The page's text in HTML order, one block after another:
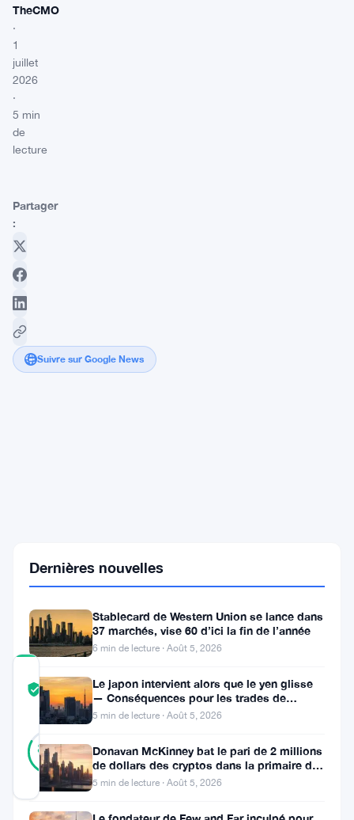
TheCMO
·
1
juillet
2026
·
5 min
de
lecture
Partager
:
Suivre sur Google News
sortent
TRUST
SCORE
Vérifié
83%
RÉEL
votes
Mis à jour 1 mois il y a
Dernières nouvelles
Stablecard de Western Union se lance dans
37 marchés, vise 60 d’ici la fin de l’année
6 min de lecture · Août 5, 2026
Le japon intervient alors que le yen glisse
— Conséquences pour les trades de
portage crypto
5 min de lecture · Août 5, 2026
Donavan McKinney bat le pari de 2 millions
de dollars des cryptos dans la primaire du
13e district du Michigan
5 min de lecture · Août 5, 2026